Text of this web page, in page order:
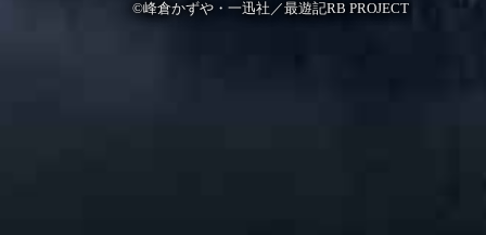
©峰倉かずや・一迅社／最遊記RB PROJECT